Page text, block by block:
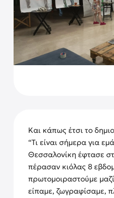
Και κάπως έτσι το
“Τι είναι σήμερα για
Θεσσαλονίκη έφτασε
πέρασαν κιόλας 8
πρωτομοιραστούμε
είπαμε, ζωγραφίσαμε,